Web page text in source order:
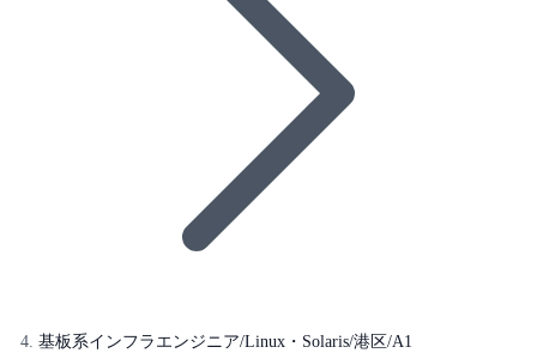
基板系インフラエンジニア/Linux・Solaris/港区/A1